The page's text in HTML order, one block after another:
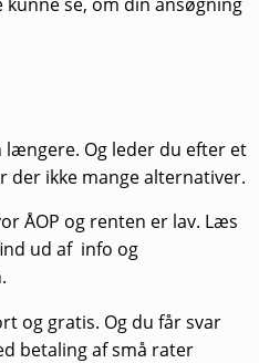
Og leder du efter et
der ikke mange alternativer.
ÅOP og renten er lav. Læs
ud af info og
og gratis. Og du får svar
betaling af små rater